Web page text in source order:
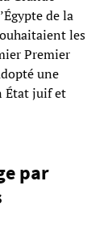
de la
les
Premier
une
État juif et
par